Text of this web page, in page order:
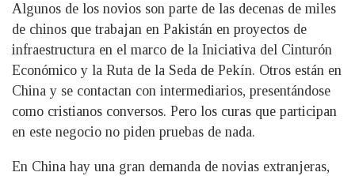
Algunos de los novios son parte de las decenas de miles
de chinos que trabajan en Pakistán en proyectos de
infraestructura en el marco de la Iniciativa del Cinturón
Económico y la Ruta de la Seda de Pekín. Otros están en
China y se contactan con intermediarios, presentándose
como cristianos conversos. Pero los curas que participan
en este negocio no piden pruebas de nada.
En China hay una gran demanda de novias extranjeras,